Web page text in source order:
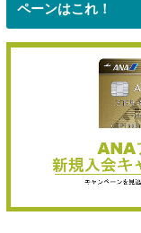
ペーンはこれ！